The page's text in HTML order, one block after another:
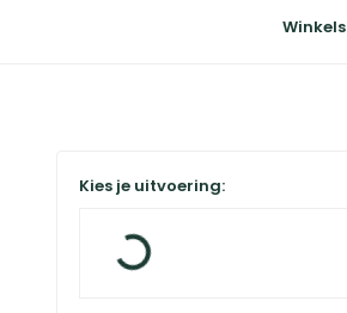
Winkels
Kies je uitvoering: